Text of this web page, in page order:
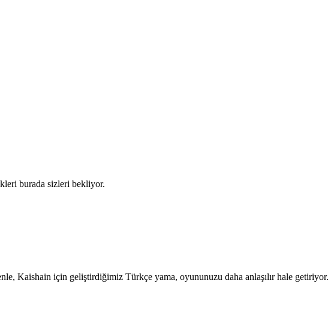
burada sizleri bekliyor.
Kaishain için geliştirdiğimiz Türkçe yama, oyununuzu daha anlaşılır hale getiriyor.